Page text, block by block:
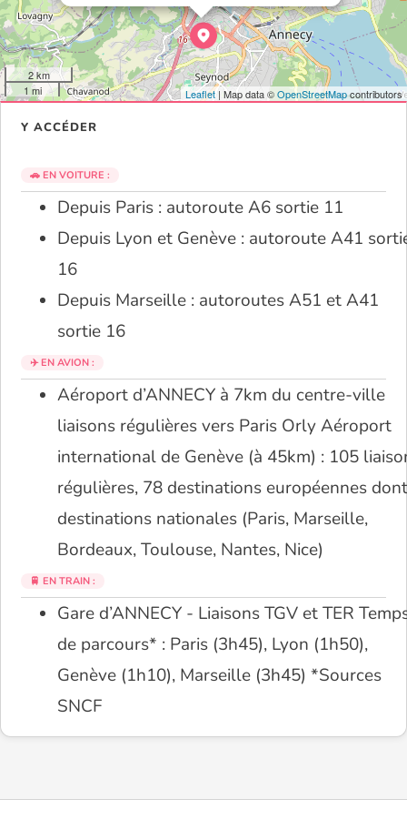
2 km
1 mi
Leaflet| Map data ©OpenStreetMapcontributors
Y ACCÉDER
🚗 EN VOITURE :
Depuis Paris : autoroute A6 sortie 11
Depuis Lyon et Genève : autoroute A41
16
Depuis Marseille : autoroutes A51 et A41
sortie 16
✈️ EN AVION :
Aéroport d’ANNECY à 7km du centre-ville
liaisons régulières vers Paris Orly Aéroport
international de Genève (à 45km) : 105
régulières, 78 destinations européennes
destinations nationales (Paris, Marseille,
Bordeaux, Toulouse, Nantes, Nice)
🚆 EN TRAIN :
Gare d’ANNECY - Liaisons TGV et TER
de parcours* : Paris (3h45), Lyon (1h50),
Genève (1h10), Marseille (3h45) *Sources
SNCF